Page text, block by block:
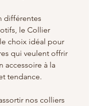
différentes
le Collier
choix idéal pour
qui veulent offrir
accessoire à la
tendance.
nos colliers